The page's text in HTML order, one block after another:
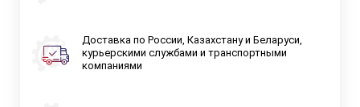
Доставка по России, Казахстану и Беларуси,
курьерскими службами и транспортными
компаниями